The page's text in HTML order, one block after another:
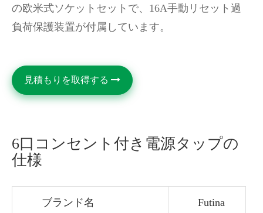
の欧米式ソケットセットで、16A手動リセット過
負荷保護装置が付属しています。
見積もりを取得する
6口コンセント付き電源タップの
仕様
ブランド名 Futina